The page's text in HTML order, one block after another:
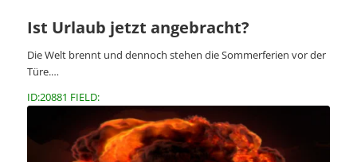
Ist Urlaub jetzt angebracht?
Die Welt brennt und dennoch stehen die Sommerferien vor der
Türe.…
ID:20881 FIELD: